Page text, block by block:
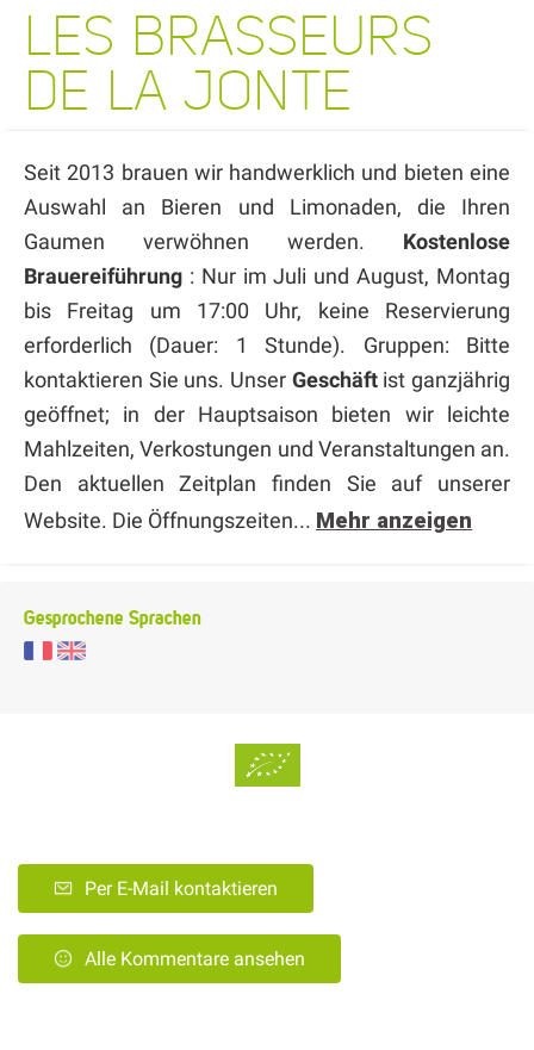
LES BRASSEURS
DE LA JONTE
Seit 2013 brauen wir handwerklich und bieten eine
Auswahl an Bieren und Limonaden, die Ihren
Gaumen verwöhnen werden. Kostenlose
Brauereiführung : Nur im Juli und August, Montag
bis Freitag um 17:00 Uhr, keine Reservierung
erforderlich (Dauer: 1 Stunde). Gruppen: Bitte
kontaktieren Sie uns. Unser Geschäftist ganzjährig
geöffnet; in der Hauptsaison bieten wir leichte
Mahlzeiten, Verkostungen und Veranstaltungen an.
Den aktuellen Zeitplan finden Sie auf unserer
Website. Die Öffnungszeiten... Mehr anzeigen
Gesprochene Sprachen
Per E-Mail kontaktieren
Alle Kommentare ansehen